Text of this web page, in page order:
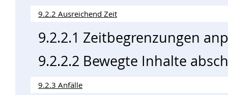
9.2.2 Ausreichend Zeit
9.2.2.1 Zeitbegrenzungen
9.2.2.2 Bewegte Inhalte
9.2.3 Anfälle